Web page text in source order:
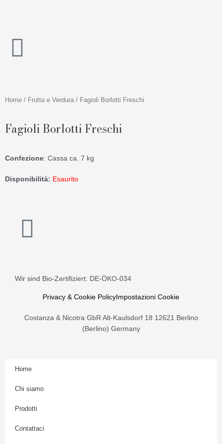
Home / Frutta e Verdura / Fagioli Borlotti Freschi
Fagioli Borlotti Freschi
Confezione: Cassa ca. 7 kg
Disponibilità: Esaurito
I
s
a
r
a
m
Wir sind Bio-Zertifiziert: DE-ÖKO-034
Privacy & Cookie Policy Impostazioni Cookie
Costanza & Nicotra GbR Alt-Kaulsdorf 18 12621 Berlino
(Berlino) Germany
Home
Chi siamo
Prodotti
Contattaci